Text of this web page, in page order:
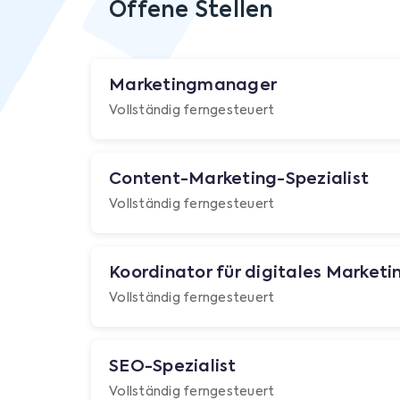
Offene Stellen
Marketingmanager
Vollständig ferngesteuert
Content-Marketing-Spezialist
Vollständig ferngesteuert
Koordinator für digitales
Vollständig ferngesteuert
SEO-Spezialist
Vollständig ferngesteuert